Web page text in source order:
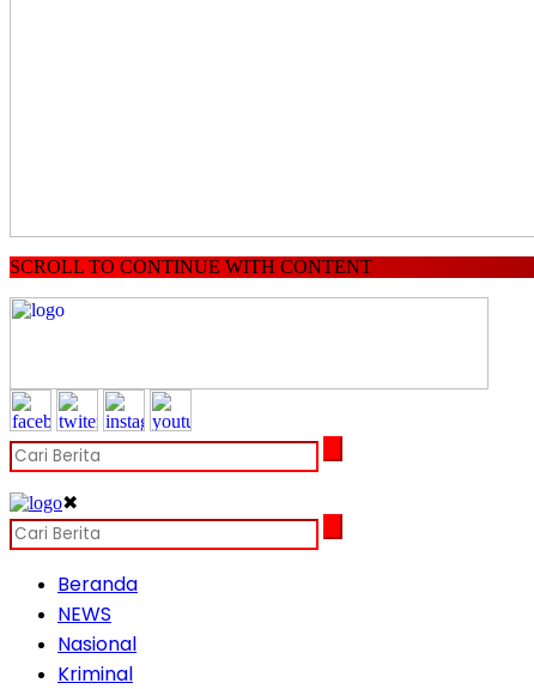
SCROLL TO CONTINUE WITH CONTENT
✖
Beranda
NEWS
Nasional
Kriminal